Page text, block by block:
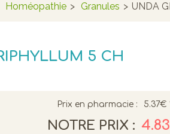
Homéopathie > Granules > UNDA
5 CH
Prix en pharmacie : 5.37€
NOTRE PRIX :